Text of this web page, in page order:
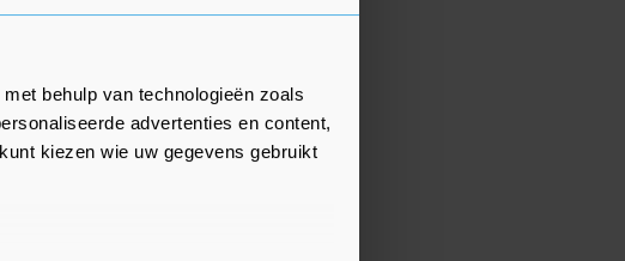
behulp van technologieën zoals
advertenties en content,
kiezen wie uw gegevens gebruikt